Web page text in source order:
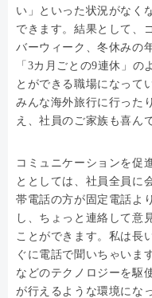
い」といった状況がなく
できます。結果として、
バーウィーク、冬休みの
「3カ月ごとの9連休」の
とができる職場になって
みんな海外旅行に行った
え、社員のご家族も喜ん
コミュニケーションを促
ととしては、社員全員に
帯電話の方が固定電話よ
し、ちょっと連絡して意
ことができます。私は長
ぐに電話で聞いちゃいま
などのテクノロジーを駆
が行えるような環境にな